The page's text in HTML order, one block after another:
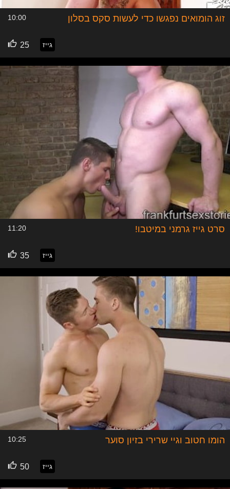
זוג הומואים נפגשו כדי לעשות סקס בסלון 10:00
גייז 25
סרט גייז גרמני במיטבו! 11:20
גייז 35
הומו חטוב וגיי שרירי בזיון סוער 10:25
גייז 50